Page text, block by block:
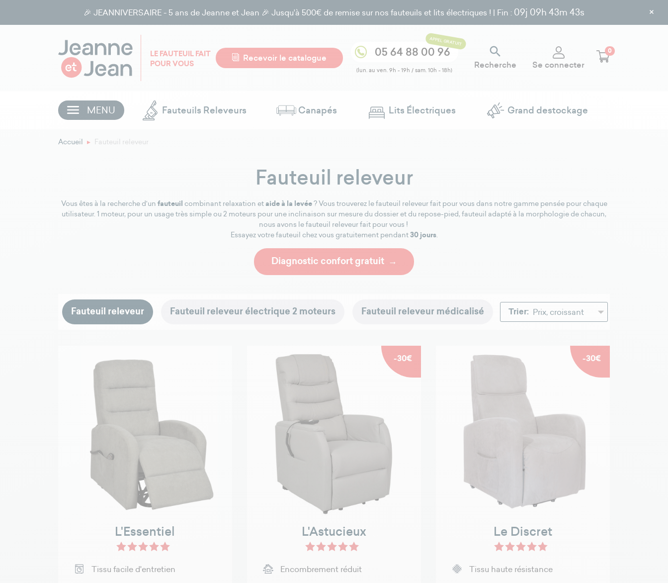
🎉 JEANNIVERSAIRE - 5 ans de Jeanne et Jean 🎉 Jusqu'à 500€ de remise sur nos fauteuils et lits électriques ! | Fin : 09j 09h 43m 42s ×
LE FAUTEUIL FAIT
POUR VOUS
Recevoir le catalogue
APPEL GRATUIT
05 64 88 00 96
(lun. au ven. 9h - 19h / sam. 10h - 18h)

Recherche Se connecter
0
MENU Fauteuils Releveurs Canapés Lits Électriques Grand destockage
Accueil Fauteuil releveur
Fauteuil releveur
Vous êtes à la recherche d'un fauteuil combinant relaxation etaide à la levée? Vous trouverez le fauteuil releveur fait pour vous dans notre gamme pensée pour chaque
utilisateur. 1 moteur, pour un usage très simple ou 2 moteurs pour une inclinaison sur mesure du dossier et du repose-pied, fauteuil adapté à la morphologie de chacun,
nous avons le fauteuil releveur fait pour vous !
Essayez votre fauteuil chez vous gratuitement pendant30 jours.
Diagnostic confort gratuit
Fauteuil releveur Fauteuil releveur électrique 2 moteurs Fauteuil releveur médicalisé Trier:
Taupe - Microfibre Mixte R+
Gris foncé - Microfibre Mixte R+
L'Essentiel
Tissu facile d'entretien
Gris foncé - Microfibres R+
Gris - Microfibre R+
L'Astucieux
Encombrement réduit
-30€
Noisette - Microfibres R+
Gris éléphant - Microfibres R+
Le Discret
Tissu haute résistance
-30€